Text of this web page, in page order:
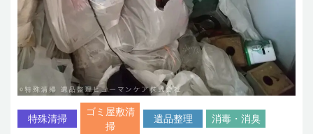
特殊清掃
ゴミ屋敷清
掃
遺品整理 消毒・消臭